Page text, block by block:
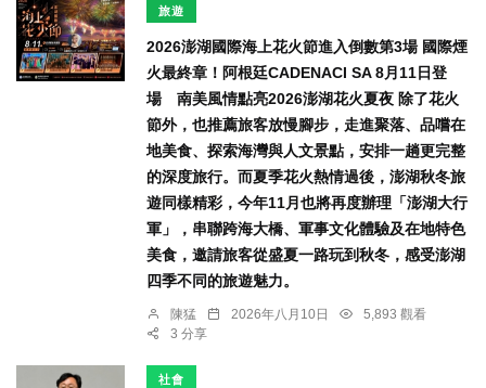
旅遊
2026澎湖國際海上花火節進入倒數第3場 國際煙
火最終章！阿根廷CADENACI SA 8月11日登
場 南美風情點亮2026澎湖花火夏夜 除了花火
節外，也推薦旅客放慢腳步，走進聚落、品嚐在
地美食、探索海灣與人文景點，安排一趟更完整
的深度旅行。而夏季花火熱情過後，澎湖秋冬旅
遊同樣精彩，今年11月也將再度辦理「澎湖大行
軍」，串聯跨海大橋、軍事文化體驗及在地特色
美食，邀請旅客從盛夏一路玩到秋冬，感受澎湖
四季不同的旅遊魅力。
陳猛 2026年八月10日
5,893 觀看
3 分享
社會